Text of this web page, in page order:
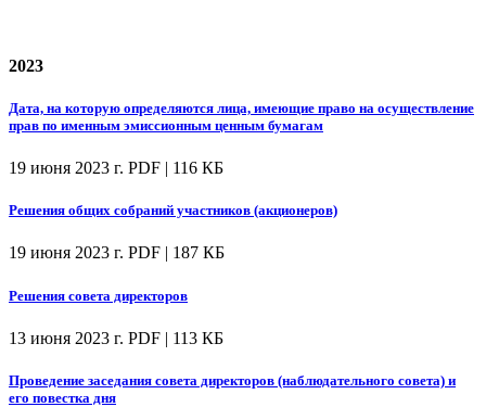
2023
Дата, на которую определяются лица, имеющие право на осуществление
прав по именным эмиссионным ценным бумагам
19 июня 2023 г. PDF | 116 КБ
Решения общих собраний участников (акционеров)
19 июня 2023 г. PDF | 187 КБ
Решения совета директоров
13 июня 2023 г. PDF | 113 КБ
Проведение заседания совета директоров (наблюдательного совета) и
его повестка дня